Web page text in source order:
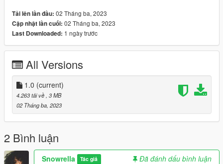
Tải lên lần đầu: 02 Tháng ba, 2023
Cập nhật lần cuối: 02 Tháng ba, 2023
Last Downloaded: 1 ngày trước
All Versions
1.0 (current)
4.263 tải về , 3 MB
02 Tháng ba, 2023
2 Bình luận
Snowrella Tác giả
Đã đánh dấu bình luận